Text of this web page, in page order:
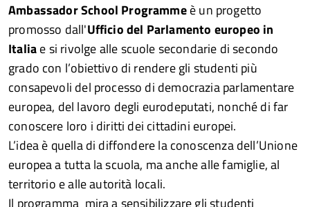
Ambassador School Programmeè un progetto
promosso dall'Ufficio del Parlamento europeo in
Italiae si rivolge alle scuole secondarie di secondo
grado con l’obiettivo di rendere gli studenti più
consapevoli del processo di democrazia parlamentare
europea, del lavoro degli eurodeputati, nonché di far
conoscere loro i diritti dei cittadini europei.
L’idea è quella di diffondere la conoscenza dell’Unione
europea a tutta la scuola, ma anche alle famiglie, al
territorio e alle autorità locali.
Il programma mira a sensibilizzare gli studenti